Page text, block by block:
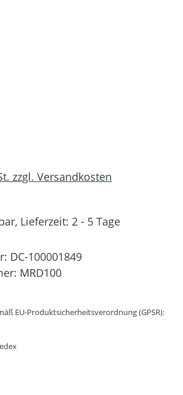
zzgl. Versandkosten
Lieferzeit: 2 - 5 Tage
DC-100001849
MRD100
EU-Produktsicherheitsverordnung (GPSR):